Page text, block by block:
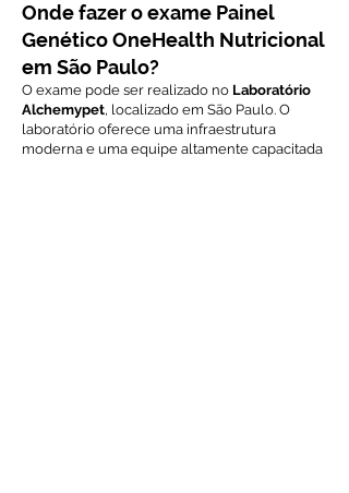
Onde fazer o exame Painel
Genético OneHealth Nutricional
em São Paulo?
O exame pode ser realizado no Laboratório
Alchemypet, localizado em São Paulo. O
laboratório oferece uma infraestrutura
moderna e uma equipe altamente capacitada